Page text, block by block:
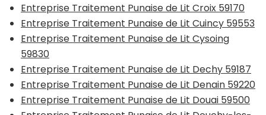
Entreprise Traitement Punaise de Lit Croix 59170
Entreprise Traitement Punaise de Lit Cuincy 59553
Entreprise Traitement Punaise de Lit Cysoing
59830
Entreprise Traitement Punaise de Lit Dechy 59187
Entreprise Traitement Punaise de Lit Denain 59220
Entreprise Traitement Punaise de Lit Douai 59500